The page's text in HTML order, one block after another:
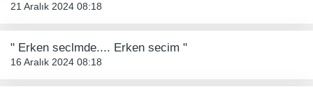
21 Aralık 2024 08:18
" Erken seclmde.... Erken secim "
16 Aralık 2024 08:18